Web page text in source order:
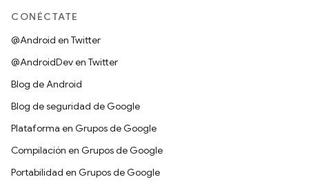
CONÉCTATE
@Android en Twitter
@AndroidDev en Twitter
Blog de Android
Blog de seguridad de Google
Plataforma en Grupos de Google
Compilación en Grupos de Google
Portabilidad en Grupos de Google